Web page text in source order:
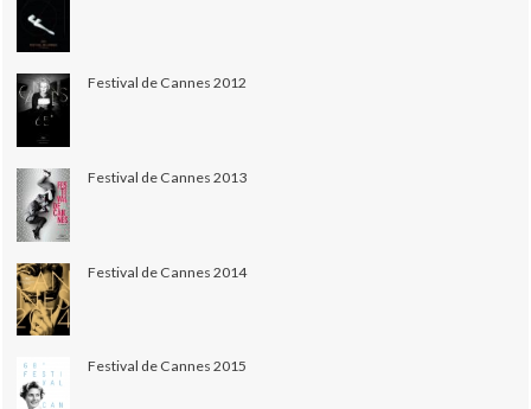
Festival de Cannes 2012
Festival de Cannes 2013
Festival de Cannes 2014
Festival de Cannes 2015